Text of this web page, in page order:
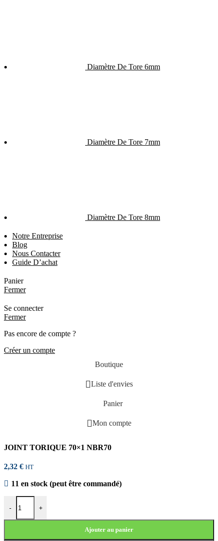
Diamètre De Tore 6mm
Diamètre De Tore 7mm
Diamètre De Tore 8mm
Notre Entreprise
Blog
Nous Contacter
Guide D’achat
Panier
Fermer
Se connecter
Fermer
Pas encore de compte ?
Créer un compte
Boutique
Liste d'envies
Panier
Mon compte
JOINT TORIQUE 70×1 NBR70
2,32 € HT
11 en stock (peut être commandé)
-
quantité de JOINT TORIQUE 70x1 NBR70
+
Ajouter au panier